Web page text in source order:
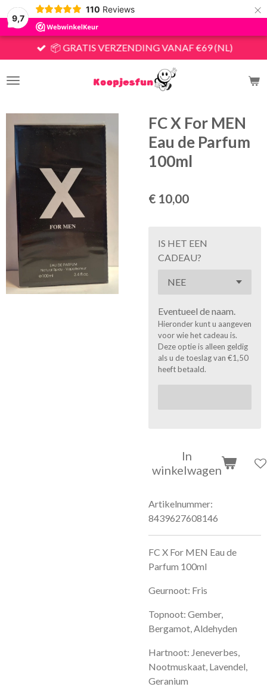
9,7
110 Reviews ×
📦 GRATIS VERZENDING VANAF €69 (NL)
FC X For MEN
Eau de Parfum
100ml
€ 10,00
IS HET EEN
CADEAU?
Eventueel de naam.
Hieronder kunt u aangeven
voor wie het cadeau is.
Deze optie is alleen geldig
als u de toeslag van €1,50
heeft betaald.
In
winkelwagen
Artikelnummer:
8439627608146
FC X For MEN Eau de
Parfum 100ml
Geurnoot: Fris
Topnoot: Gember,
Bergamot, Aldehyden
Hartnoot: Jeneverbes,
Nootmuskaat, Lavendel,
Geranium